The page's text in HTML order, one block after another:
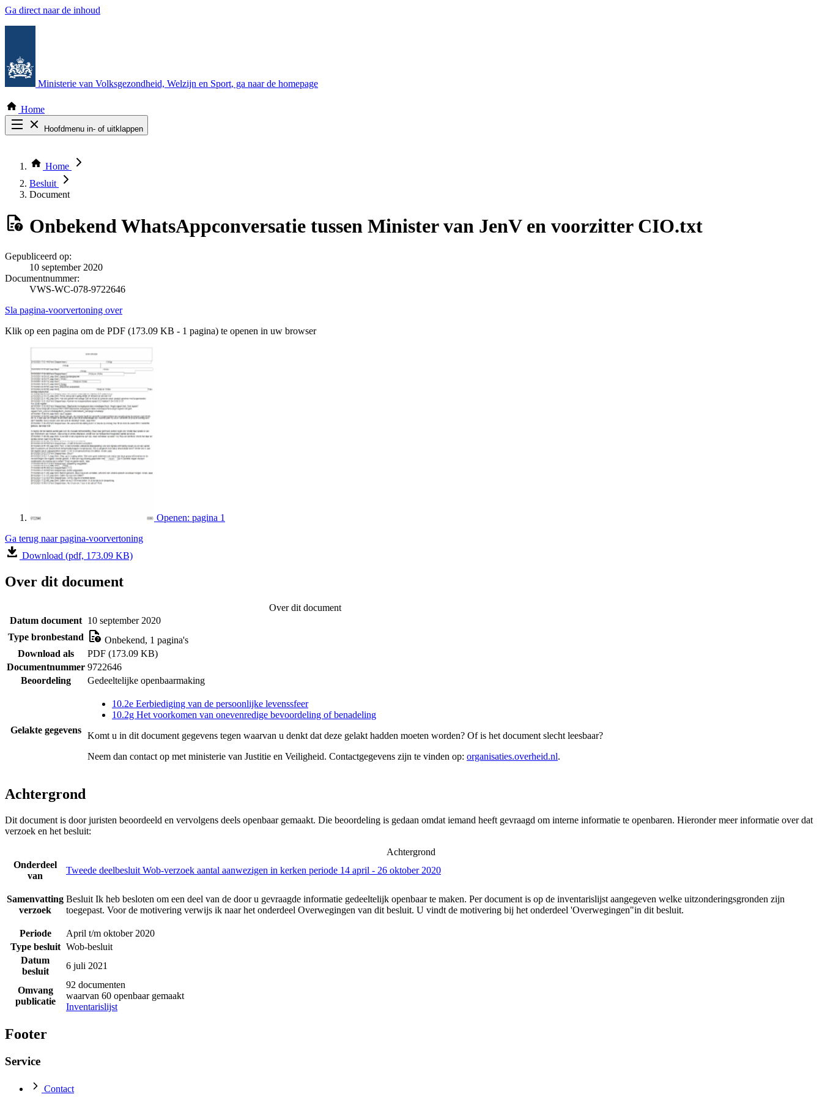
Ga direct naar de inhoud
Ministerie van Volksgezondheid, Welzijn en Sport, ga naar de homepage
Home
Hoofdmenu in- of uitklappen
Thema COVID-19
Bekijk per bestuursorgaan
Home
Besluit
Document
OnbekendWhatsAppconversatie tussen Minister van JenV en voorzitter CIO.txt
Gepubliceerd op:
10 september 2020
Documentnummer:
VWS-WC-078-9722646
Sla pagina-voorvertoning over
Klik op een pagina om de PDF (173.09 KB - 1 pagina) te openen in uw browser
Openen: pagina 1
Ga terug naar pagina-voorvertoning
Download (pdf, 173.09 KB)
Over dit document
Over dit document
Datum document 10 september 2020
Type bronbestand
Onbekend, 1 pagina's
Download als
PDF (173.09 KB)
Documentnummer 9722646
Beoordeling
Gedeeltelijke openbaarmaking
Gelakte gegevens
10.2e Eerbiediging van de persoonlijke levenssfeer
10.2g Het voorkomen van onevenredige bevoordeling of benadeling
Komt u in dit document gegevens tegen waarvan u denkt dat deze gelakt hadden moeten worden? Of is het document slecht leesbaar?
Neem dan contact op met ministerie van Justitie en Veiligheid. Contactgegevens zijn te vinden op: organisaties.overheid.nl.
Achtergrond
Dit document is door juristen beoordeeld en vervolgens deels openbaar gemaakt. Die beoordeling is gedaan omdat iemand heeft gevraagd om interne informatie te openbaren. Hieronder meer informatie over dat
verzoek en het besluit:
Achtergrond
Onderdeel
van
Tweede deelbesluit Wob-verzoek aantal aanwezigen in kerken periode 14 april - 26 oktober 2020
Samenvatting
verzoek
Besluit Ik heb besloten om een deel van de door u gevraagde informatie gedeeltelijk openbaar te maken. Per document is op de inventarislijst aangegeven welke uitzonderingsgronden zijn
toegepast. Voor de motivering verwijs ik naar het onderdeel Overwegingen van dit besluit. U vindt de motivering bij het onderdeel 'Overwegingen"in dit besluit.
Periode
April t/m oktober 2020
Type besluit Wob-besluit
Datum
besluit
6 juli 2021
Omvang
publicatie
92 documenten
waarvan 60 openbaar gemaakt
Inventarislijst
Footer
Service
Contact